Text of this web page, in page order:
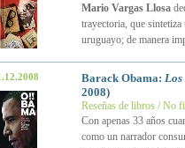
Mario Vargas Llosa
trayectoria, que
uruguayo; de manera
Barack Obama: Los
2008)
Reseñas de libros / No
Con apenas 33 años
como un narrador